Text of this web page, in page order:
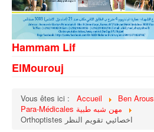
Hammam Lif
ElMourouj
Vous êtes ici : Accueil
Ben Arous
Para-Médicales مهن شبه طبية
Orthoptistes اخصائيي تقويم النظر